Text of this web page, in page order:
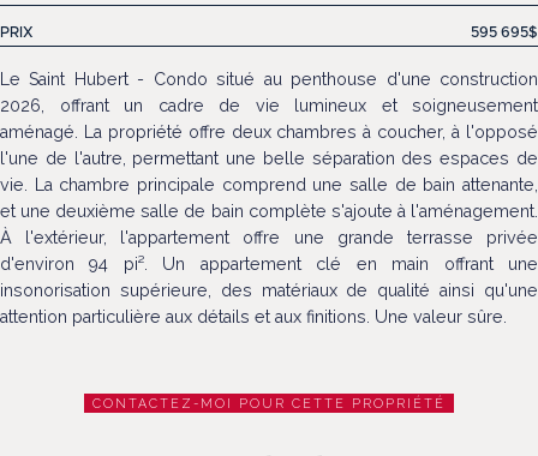
PRIX 595 695$
Le Saint Hubert - Condo situé au penthouse d'une construction
2026, offrant un cadre de vie lumineux et soigneusement
aménagé. La propriété offre deux chambres à coucher, à l'opposé
l'une de l'autre, permettant une belle séparation des espaces de
vie. La chambre principale comprend une salle de bain attenante,
et une deuxième salle de bain complète s'ajoute à l'aménagement.
À l'extérieur, l'appartement offre une grande terrasse privée
d'environ 94 pi². Un appartement clé en main offrant une
insonorisation supérieure, des matériaux de qualité ainsi qu'une
attention particulière aux détails et aux finitions. Une valeur sûre.
CONTACTEZ-MOI POUR CETTE PROPRIÉTÉ